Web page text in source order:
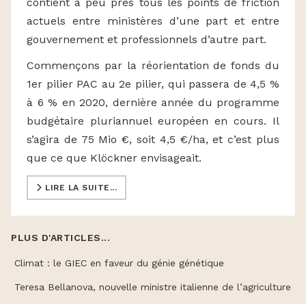
actuels entre ministères d’une part et entre
gouvernement et professionnels d’autre part.
Commençons par la réorientation de fonds du
1er pilier PAC au 2e pilier, qui passera de 4,5 %
à 6 % en 2020, dernière année du programme
budgétaire pluriannuel européen en cours. Il
s’agira de 75 Mio €, soit 4,5 €/ha, et c’est plus
que ce que Klöckner envisageait.
LIRE LA SUITE...
PLUS D'ARTICLES...
Climat : le GIEC en faveur du génie génétique
Teresa Bellanova, nouvelle ministre italienne de l’agriculture